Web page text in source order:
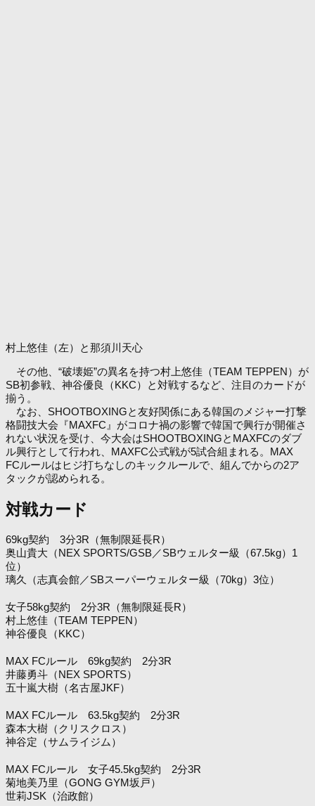
村上悠佳（左）と那須川天心
その他、“破壊姫”の異名を持つ村上悠佳（TEAM TEPPEN）が
SB初参戦、神谷優良（KKC）と対戦するなど、注目のカードが
揃う。
なお、SHOOTBOXINGと友好関係にある韓国のメジャー打撃
格闘技大会『MAXFC』がコロナ禍の影響で韓国で興行が開催さ
れない状況を受け、今大会はSHOOTBOXINGとMAXFCのダブ
ル興行として行われ、MAXFC公式戦が5試合組まれる。MAX
FCルールはヒジ打ちなしのキックルールで、組んでからの2ア
タックが認められる。
対戦カード
69kg契約 3分3R（無制限延長R）
奥山貴大（NEX SPORTS/GSB／SBウェルター級（67.5kg）1
位）
璃久（志真会館／SBスーパーウェルター級（70kg）3位）
女子58kg契約 2分3R（無制限延長R）
村上悠佳（TEAM TEPPEN）
神谷優良（KKC）
MAX FCルール 69kg契約 2分3R
井藤勇斗（NEX SPORTS）
五十嵐大樹（名古屋JKF）
MAX FCルール 63.5kg契約 2分3R
森本大樹（クリスクロス）
神谷定（サムライジム）
MAX FCルール 女子45.5kg契約 2分3R
菊地美乃里（GONG GYM坂戸）
世莉JSK（治政館）